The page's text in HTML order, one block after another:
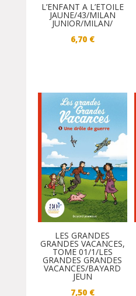
L’ENFANT A L’ETOILE
JAUNE/43/MILAN
JUNIOR/MILAN/
6,70 €
LES GRANDES
GRANDES VACANCES,
TOME 01/1/LES
GRANDES GRANDES
VACANCES/BAYARD
JEUN
7,50 €